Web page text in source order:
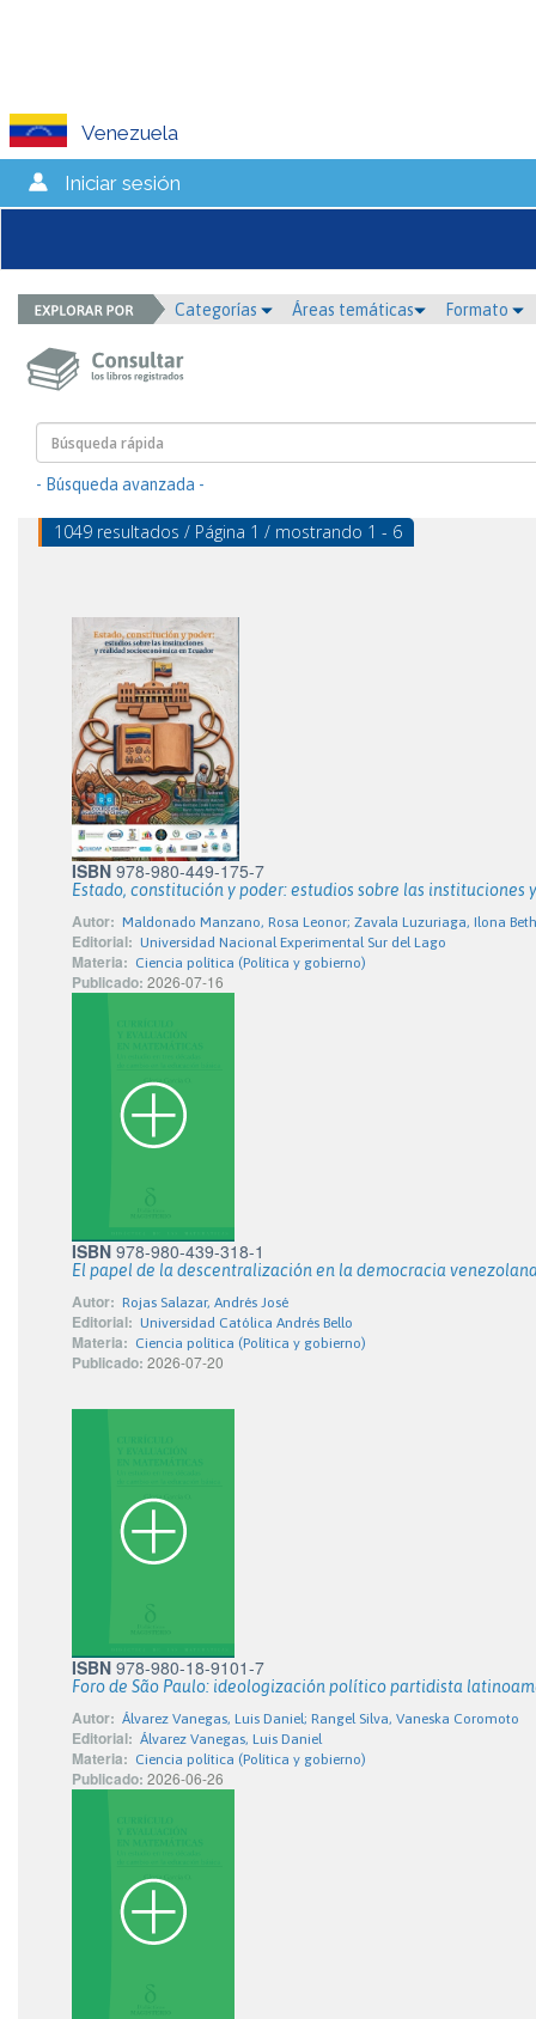
Venezuela
Iniciar sesión
Categorías Áreas temáticas Formato
- Búsqueda avanzada -
1049 resultados / Página 1 / mostrando 1 - 6
ISBN 978-980-449-175-7
Estado, constitución y poder: estudios sobre las
Autor: Maldonado Manzano, Rosa Leonor; Zavala Luzuriaga, Ilona
Editorial: Universidad Nacional Experimental Sur del Lago
Materia: Ciencia política (Política y gobierno)
Publicado: 2026-07-16
ISBN 978-980-439-318-1
El papel de la descentralización en la democracia
Autor: Rojas Salazar, Andrés José
Editorial: Universidad Católica Andrés Bello
Materia: Ciencia política (Política y gobierno)
Publicado: 2026-07-20
ISBN 978-980-18-9101-7
Foro de São Paulo: ideologización político partidista
Autor: Álvarez Vanegas, Luis Daniel; Rangel Silva, Vaneska Coromoto
Editorial: Álvarez Vanegas, Luis Daniel
Materia: Ciencia política (Política y gobierno)
Publicado: 2026-06-26